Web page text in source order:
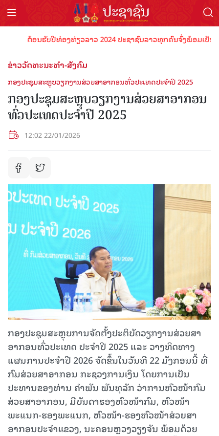
ຕ້ອນຮັບປີທ່ອງທ່ຽວລາວ 2024 ປະຊາຊົນລາວທຸກຄົນຈົ່ງພ້ອມເປັນເ
ຂ່າວວັດທະນະທຳ-ສັງຄົມ
ກອງປະຊຸມສະຫຼຸບວຽກງານສ່ວຍສາອາກອນທົ່ວປະເທດປະຈໍາປີ 2025
ກອງປະຊຸມສະຫຼຸບວຽກງານສ່ວຍສາອາກອນ
ທົ່ວປະເທດປະຈໍາປີ 2025
12:02 22/01/2026
ກອງປະຊຸມສະຫຼຸບການຈັດຕັ້ງປະຕິບັດວຽກງານສ່ວຍສາ
ອາກອນທົ່ວປະເທດ ປະຈໍາປີ 2025 ແລະ ວາງທິດທາງ
ແຜນການປະຈໍາປີ 2026 ຈັດຂຶ້ນໃນວັນທີ 22 ມັງກອນນີ້ ທີ່
ກົມສ່ວຍສາອາກອນ ກະຊວງການເງິນ ໂດຍການເປັນ
ປະທານຂອງທ່ານ ຄຳພັນ ພັນທຸລັກ ວ່າການຫົວໜ້າກົມ
ສ່ວຍສາອາກອນ, ມີບັນດາຮອງຫົວໜ້າກົມ, ຫົວໜ້າ
ພະແນກ-ຮອງພະແນກ, ຫົວໜ້າ-ຮອງຫົວໜ້າສ່ວຍສາ
ອາກອນປະຈຳແຂວງ, ນະຄອນຫຼວງວຽງຈັນ ພ້ອມດ້ວຍ